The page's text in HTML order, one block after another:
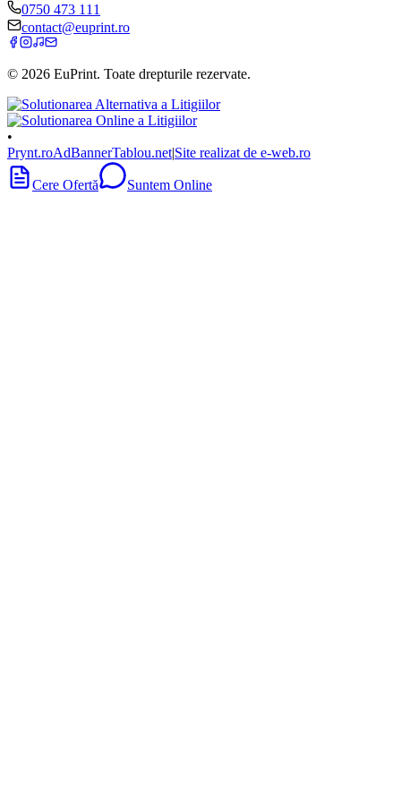
0750 473 111
contact@euprint.ro
© 2026 EuPrint. Toate drepturile rezervate.
•
Prynt.roAdBannerTablou.net|Site realizat de e-web.ro
Cere Ofertă Suntem Online